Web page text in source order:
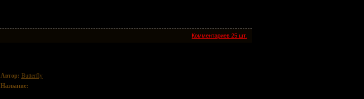
Комментариев 25 шт.
Автор: Butterfly
Название: